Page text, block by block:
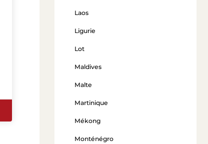
Laos
Ligurie
Lot
Maldives
Malte
Martinique
Mékong
Monténégro